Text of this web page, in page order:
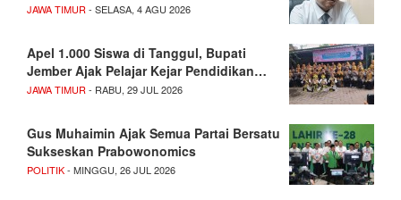
JAWA TIMUR - SELASA, 4 AGU 2026
Apel 1.000 Siswa di Tanggul, Bupati
Jember Ajak Pelajar Kejar Pendidikan…
JAWA TIMUR - RABU, 29 JUL 2026
Gus Muhaimin Ajak Semua Partai Bersatu
Sukseskan Prabowonomics
POLITIK- MINGGU, 26 JUL 2026